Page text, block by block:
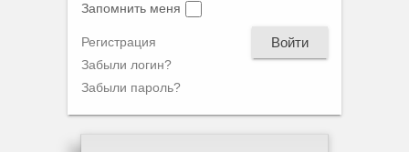
Запомнить меня
Войти
Регистрация
Забыли логин?
Забыли пароль?